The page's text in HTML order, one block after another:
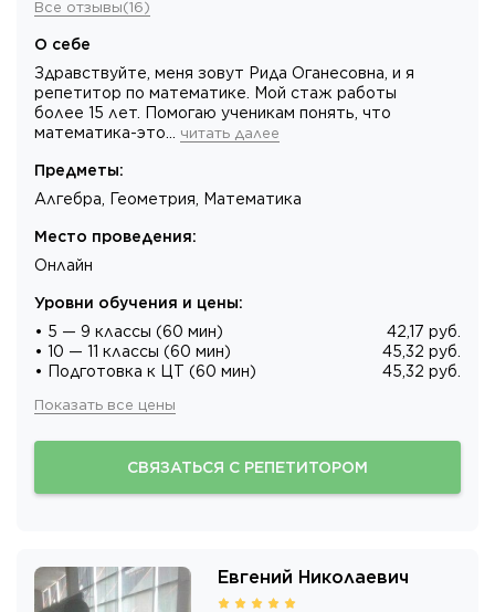
Все отзывы(16)
О себе
Здравствуйте, меня зовут Рида Оганесовна, и я
репетитор по математике. Мой стаж работы
более 15 лет. Помогаю ученикам понять, что
математика-это… читать далее
Предметы:
Алгебра, Геометрия, Математика
Место проведения:
Онлайн
Уровни обучения и цены:
• 5 — 9 классы (60 мин)
42,17 руб.
• 10 — 11 классы (60 мин)
45,32 руб.
• Подготовка к ЦТ (60 мин)
45,32 руб.
Показать все цены
СВЯЗАТЬСЯ С РЕПЕТИТОРОМ
Евгений Николаевич